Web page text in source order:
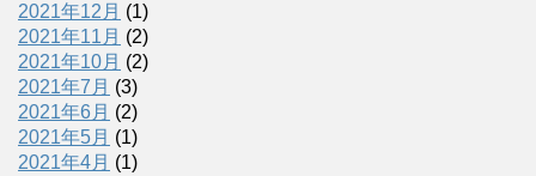
2021年12月 (1)
2021年11月 (2)
2021年10月 (2)
2021年7月 (3)
2021年6月 (2)
2021年5月 (1)
2021年4月 (1)